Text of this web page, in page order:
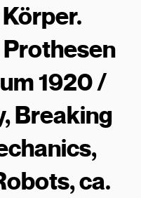
1920 /
Breaking
ca.